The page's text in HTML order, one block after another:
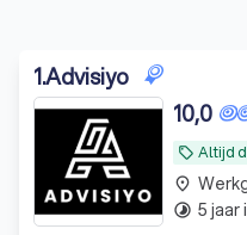
1.Advisiyo
local_offer Altijd
10,0
place
timelapse 5 jaar